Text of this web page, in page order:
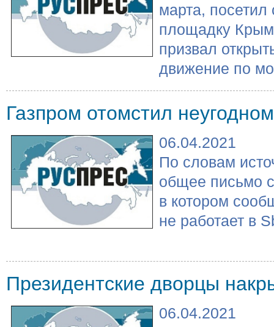
марта, посетил
площадку
призвал
движение по
Газпром отомстил
06.04.2021
По словам
общее письмо
в котором
не работает в
Президентские дворцы
06.04.2021